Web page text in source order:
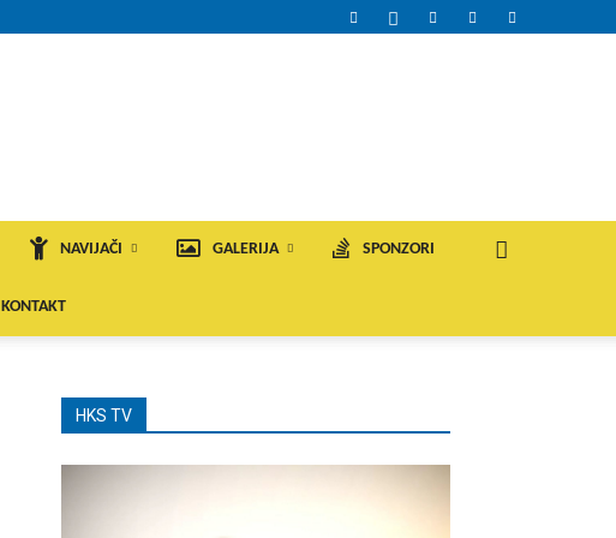
NAVIJAČI GALERIJA SPONZORI
KONTAKT
HKS TV